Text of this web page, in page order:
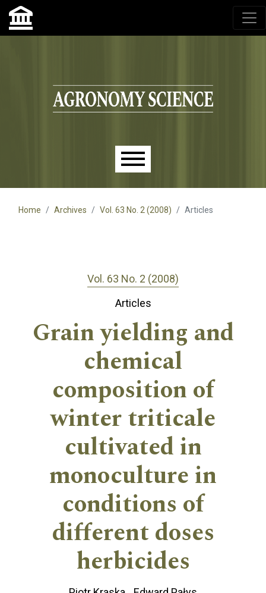
Agronomy Science, przyrodniczy lublin, czasopisma up,
czasopisma uniwersytet przyrodniczy lublin
Skip to main navigation menu
Skip to main content
Skip to site footer
Main menu
Home Archives Vol. 63 No. 2 (2008) Articles
Vol. 63 No. 2 (2008)
Articles
Grain yielding and
chemical
composition of
winter triticale
cultivated in
monoculture in
conditions of
different doses
herbicides